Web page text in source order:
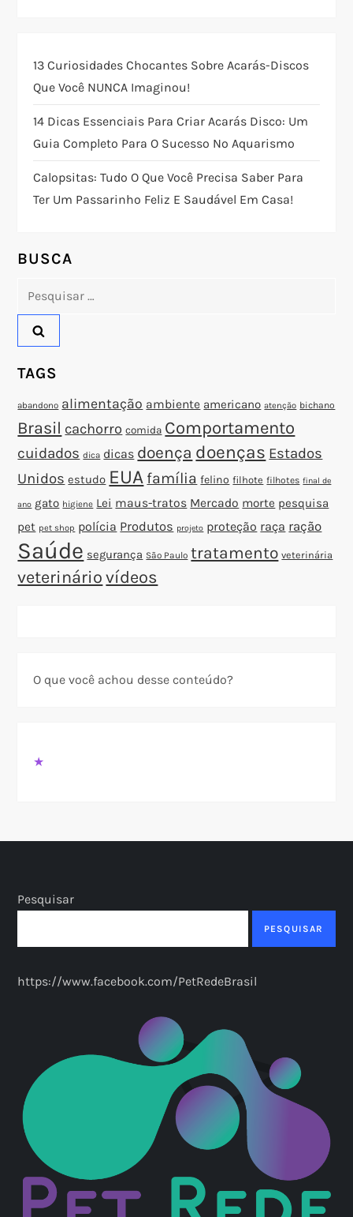
ã
o
d
e
P
t
13 Curiosidades Chocantes Sobre Acarás-Discos
Que Você NUNCA Imaginou!
14 Dicas Essenciais Para Criar Acarás Disco: Um
Guia Completo Para O Sucesso No Aquarismo
Calopsitas: Tudo O Que Você Precisa Saber Para
Ter Um Passarinho Feliz E Saudável Em Casa!
BUSCA
Pesquisar
TAGS
abandono alimentação ambiente americano atenção bichano
Brasil cachorro comida Comportamento
cuidados dica dicas doença doenças Estados
Unidos estudo EUA família felino filhote filhotes final de
ano gato higiene Lei maus-tratos Mercado morte pesquisa
pet pet shop polícia Produtos projeto proteção raça ração
Saúde segurança São Paulo tratamento veterinária
veterinário vídeos
O que você achou desse conteúdo?
★
Pesquisar
PESQUISAR
https://www.facebook.com/PetRedeBrasil